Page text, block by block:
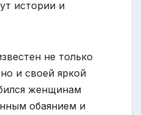
истории и
не только
и своей яркой
женщинам
обаянием и